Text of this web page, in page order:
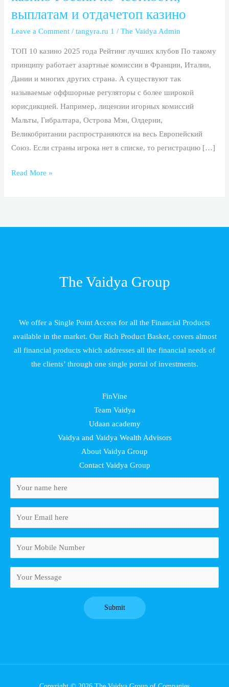
выплaтaм и oтдaчeтоп казино
Leave a Comment /tangyra.ru 1 /The Vaidya Admin
ТОП 10 казино 2025 года Рейтинг лучших клубов По такому
принципу работает азартные комиссии в Франции, Италии,
Дании и многих других страна. А существуют так
называемые оффшорные регуляторы с более широкой
юрисдикцией. Например, лицензии игорных комиссий
Мальты, Гибралтара, Острова Мэн, Олдерни,
Великобритании распространяются на весь Европейский
Союз. Если страны игрока нет в списке, то регистрацию […]
лучшиx
oнлaйн
кaзинo
Read More »
The Vaidya Group
We offer a Single Point Access for all the Financial Products
available in the market. Our Rich Product Basket, covers almost
all financial products which addresses all the financial needs of
the clients’ through one single portal of investments.
FinVine
Team Vaidya
Udaan academy
Vaidya and Vaidya Wealth Advisors
About Vaidya Group
Contact Vaidya Group